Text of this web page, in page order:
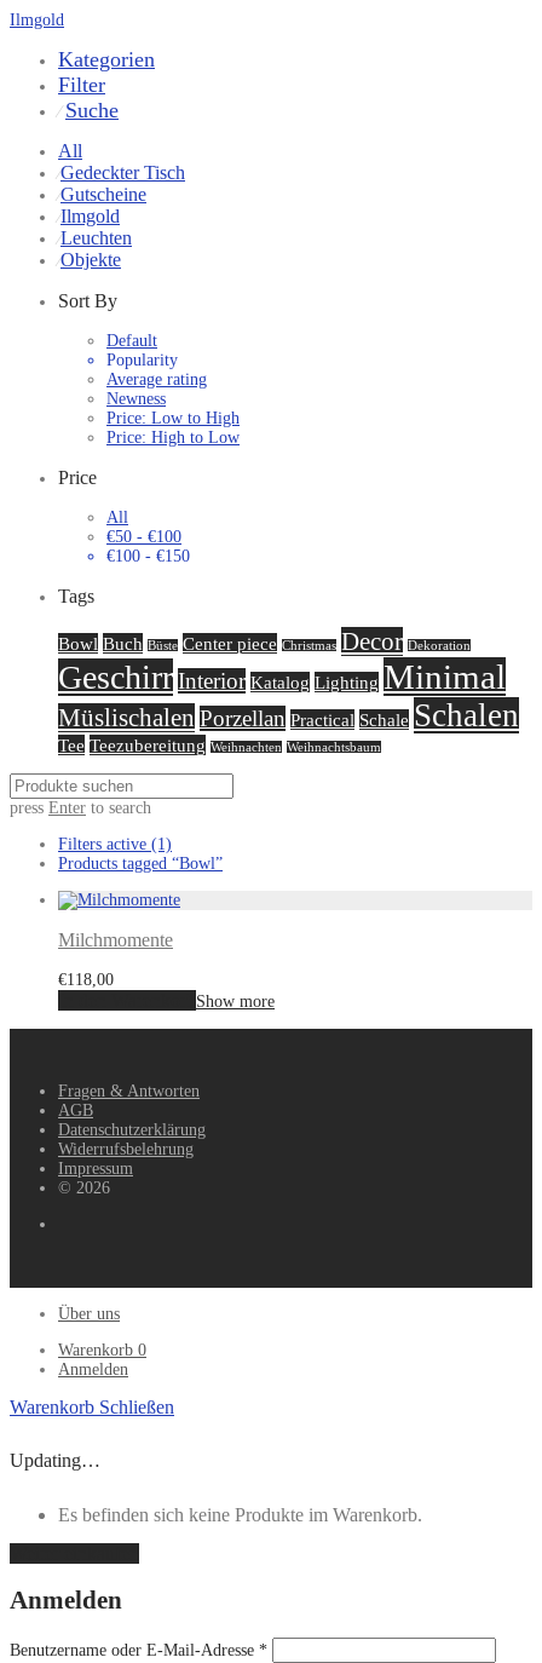
Ilmgold
Kategorien
Filter
⁄ Suche
All
⁄Gedeckter Tisch
⁄Gutscheine
⁄Ilmgold
⁄Leuchten
⁄Objekte
Sort By
Default
Popularity
Average rating
Newness
Price: Low to High
Price: High to Low
Price
All
€50 - €100
€100 - €150
Tags
Bowl Buch Büste Center piece Christmas Decor Dekoration
GeschirrInterior Katalog Lighting Minimal
Müslischalen Porzellan Practical Schale Schalen
Tee Teezubereitung Weihnachten Weihnachtsbaum
press Enter to search
Filters active (1)
Products tagged “Bowl”
Milchmomente
€118,00
Show more
Fragen & Antworten
AGB
Datenschutzerklärung
Widerrufsbelehrung
Impressum
© 2026
Über uns
Warenkorb 0
Anmelden
Warenkorb Schließen
Updating…
Es befinden sich keine Produkte im Warenkorb.
Anmelden
Benutzername oder E-Mail-Adresse *